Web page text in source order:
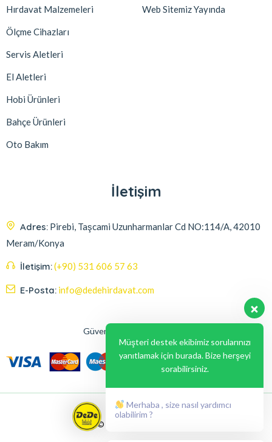
Hırdavat Malzemeleri
Ölçme Cihazları
Servis Aletleri
El Aletleri
Hobi Ürünleri
Bahçe Ürünleri
Oto Bakım
Web Sitemiz Yayında
İletişim
Adres: Pirebi, Taşcami Uzunharmanlar Cd NO:114/A, 42010
Meram/Konya
İletişim:(+90) 531 606 57 63
E-Posta: info@dedehirdavat.com
Güvenli Ödeme Seçenekleri
© 2024, Liabil Dizayn
Müşteri destek ekibimiz sorularınızı
yanıtlamak için burada. Bize herşeyi
sorabilirsiniz.
Merhaba , size nasıl yardımcı
olabilirim ?